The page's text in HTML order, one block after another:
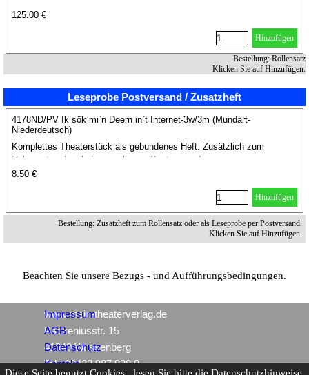
125.00 €
Hinzufügen
Bestellung: Rollensatz
Klicken Sie auf Hinzufügen.
Leseprobe Postversand / Zusatzheft
4178ND/PV Ik sök mi`n Deern in`t Internet-3w/3m (Mundart-
Niederdeutsch)
Komplettes Theaterstück als gebundenes Heft. Zusätzlich zum
Rollensatz oder als Leseprobe per Postversand.
8.50 €
Hinzufügen
Bestellung: Zusatzheft zum Rollensatz oder als Leseprobe per Postversand.
Klicken Sie auf Hinzufügen.
Beachten Sie unsere Bezugs - und Aufführungsbedingungen.
www.mein-theaterverlag.de
Packeniusstr. 15
41849 Wassenberg
Tel.: 02432 987 928 0
Impressum
AGB
Datenschutz
Kontakt